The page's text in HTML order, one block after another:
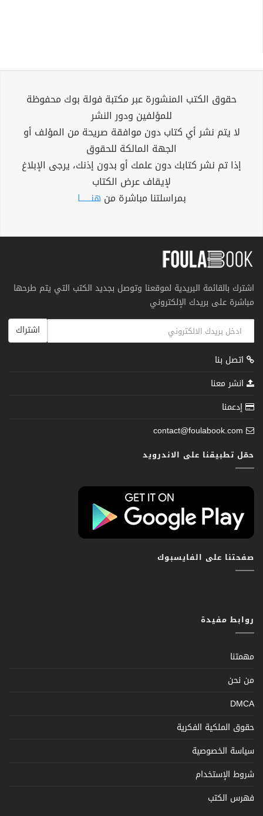
حقوق الكتب المنشورة عبر مكتبة فولة بوك محفوظة
للمؤلفين ودور النشر
لا يتم نشر أي كتاب دون موافقة صريحة من المؤلف أو
الجهة المالكة للحقوق
إذا تم نشر كتابك دون علمك أو بدون إذنك، يرجى الإبلاغ
لإيقاف عرض الكتاب
بمراسلتنا مباشرة من هنــــــا
اشترك بالقائمة البريدية لموقعنا وتوصل بجديد الكتب التي يتم طرحها
مباشرة على بريدك الإلكتروني
اشتراك
اتصل بنا
انشر معنا
إدعمنا
contact@foulabook.com
حمّل تطبيقنا على الاندرويد
صفحتنا على الفايسبوك
روابط مفيدة
مهمتنا
من نحن
DMCA
حقوق الملكية الفكرية
سياسة الخصوصية
شروط الإستخدام
فهرس الكتب